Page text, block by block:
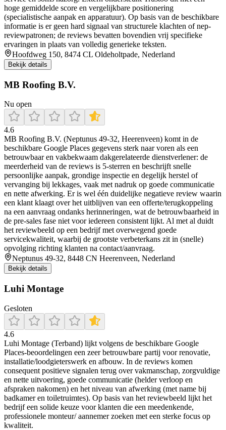
hoge gemiddelde score en vergelijkbare positionering
(specialistische aanpak en apparatuur). Op basis van de beschikbare
informatie is er geen hard signaal van structurele klachten of nep-
reviewpatronen; de reviews bevatten bovendien vrij specifieke
ervaringen in plaats van volledig generieke teksten.
Hoofdweg 150, 8474 CL Oldeholtpade, Nederland
Bekijk details
MB Roofing B.V.
Nu open
4.6
MB Roofing B.V. (Neptunus 49-32, Heerenveen) komt in de
beschikbare Google Places gegevens sterk naar voren als een
betrouwbaar en vakbekwaam dakgerelateerde dienstverlener: de
meerderheid van de reviews is 5-sterren en beschrijft snelle
persoonlijke aanpak, grondige inspectie en degelijk herstel of
vervanging bij lekkages, vaak met nadruk op goede communicatie
en nette afwerking. Er is wel één duidelijke negatieve review waarin
een klant klaagt over het uitblijven van een offerte/terugkoppeling
na een aanvraag ondanks herinneringen, wat de betrouwbaarheid in
de pre-sales fase niet voor iedereen consistent lijkt. Al met al duidt
het reviewbeeld op een bedrijf met overwegend goede
servicekwaliteit, waarbij de grootste verbeterkans zit in (snelle)
opvolging richting klanten na contact/aanvraag.
Neptunus 49-32, 8448 CN Heerenveen, Nederland
Bekijk details
Luhi Montage
Gesloten
4.6
Luhi Montage (Terband) lijkt volgens de beschikbare Google
Places-beoordelingen een zeer betrouwbare partij voor renovatie,
installatie/loodgieterswerk en afbouw. In de reviews komen
consequent positieve signalen terug over vakmanschap, zorgvuldige
en nette uitvoering, goede communicatie (helder verloop en
afspraken nakomen) en het niveau van afwerking (met name bij
badkamer en toiletruimtes). Op basis van het reviewbeeld lijkt het
bedrijf een solide keuze voor klanten die een meedenkende,
professionele monteur/ aannemer zoeken met een sterke focus op
kwaliteit.